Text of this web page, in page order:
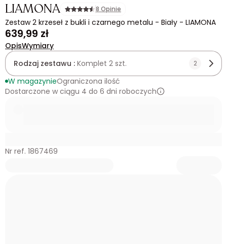
LIAMONA 8 Opinie
Zestaw 2 krzeseł z bukli i czarnego metalu - Biały - LIAMONA
639,99 zł
OpisWymiary
Rodzaj zestawu : Komplet 2 szt. 2
W magazynieOgraniczona ilość
Dostarczone w ciągu 4 do 6 dni roboczych
Nr ref. 1867469